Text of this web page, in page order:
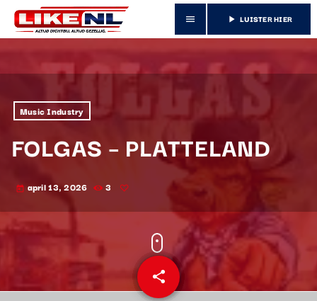
menu play_arrow LUISTER HIER
Music Industry
FOLGAS – PLATTELAND
today april 13, 2026 3
share
email